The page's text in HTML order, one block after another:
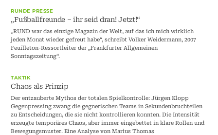
RUNDE PRESSE
„Fußballfreunde – ihr seid dran! Jetzt!“
„RUND war das einzige Magazin der Welt, auf das ich mich wirklich
jeden Monat wieder gefreut habe“, schreibt Volker Weidermann, 2007
Feuilleton-Ressortleiter der „Frankfurter Allgemeinen
Sonntagszeitung“.
TAKTIK
Chaos als Prinzip
Der entzauberte Mythos der totalen Spielkontrolle: Jürgen Klopp
Gegenpressing zwang die gegnerischen Teams in Sekundenbruchteilen
zu Entscheidungen, die sie nicht kontrollieren konnten. Die Intensität
erzeugte temporäres Chaos, aber immer eingebettet in klare Rollen und
Bewegungsmuster. Eine Analyse von Marius Thomas